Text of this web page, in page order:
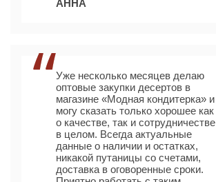
АННА
Уже несколько месяцев делаю
оптовые закупки десертов в
магазине «Модная кондитерка» и
могу сказать только хорошее как
о качестве, так и сотрудничестве
в целом. Всегда актуальные
данные о наличии и остатках,
никакой путаницы со счетами,
доставка в оговоренные сроки.